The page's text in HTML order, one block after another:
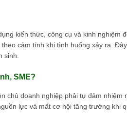
kiến thức, công cụ và kinh nghiệm
cảm tính khi tình huống xảy ra.
sinh.
SME?
chủ doanh nghiệp phải tự đảm nhiệm
lực và mất cơ hội tăng trưởng khi